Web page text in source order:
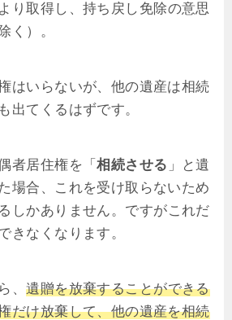
より取得し、持ち戻し免除の意思
く）。
はいらないが、他の遺産は相続
出てくるはずです。
者居住権を「相続させる 」と遺
場合、これを受け取らないため
しかありません。ですがこれだ
きなくなります。
、遺贈を放棄することができる
だけ放棄して、他の遺産を相続